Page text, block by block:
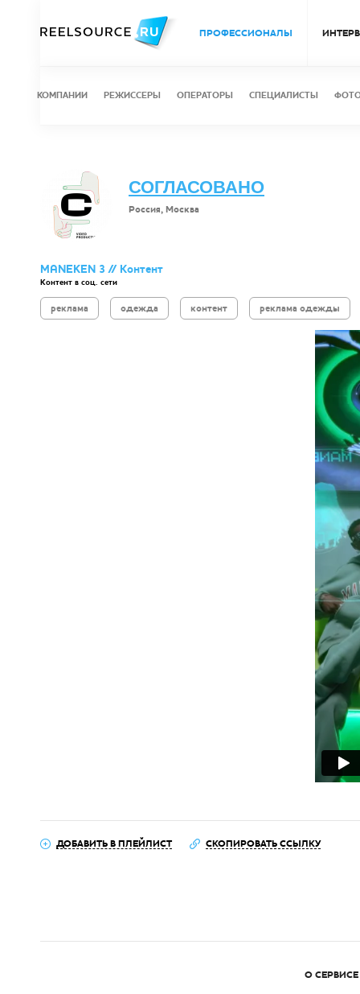
ПРОФЕССИОНАЛЫ
КОМПАНИИ РЕЖИССЕРЫ ОПЕРАТОРЫ СПЕЦИАЛИСТЫ
СОГЛАСОВАНО
Россия, Москва
MANEKEN 3 // Контент
Контент в соц. сети
реклама одежда контент реклама одежды
ДОБАВИТЬ В ПЛЕЙЛИСТ СКОПИРОВАТЬ ССЫЛКУ
О СЕРВИСЕ